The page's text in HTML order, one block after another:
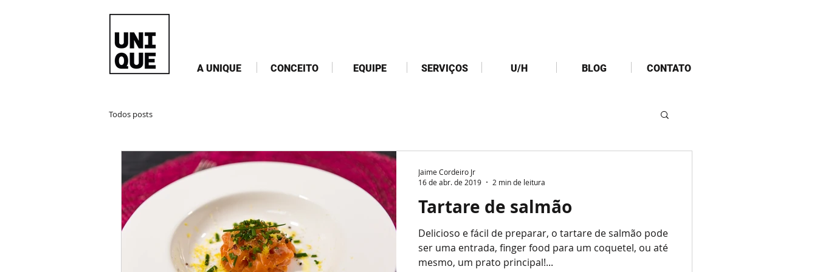
A UNIQUE CONCEITO EQUIPE SERVIÇOS U/H BLOG CONTATO
Todos posts
Tartare de salmão
Delicioso e fácil de preparar, o tartare de salmão pode
ser uma entrada, finger food para um coquetel, ou até
mesmo, um prato principal!...
Jaime Cordeiro Jr
16 de abr. de 2019
2 min de leitura